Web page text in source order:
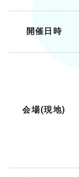
開催日時
会場(現地)